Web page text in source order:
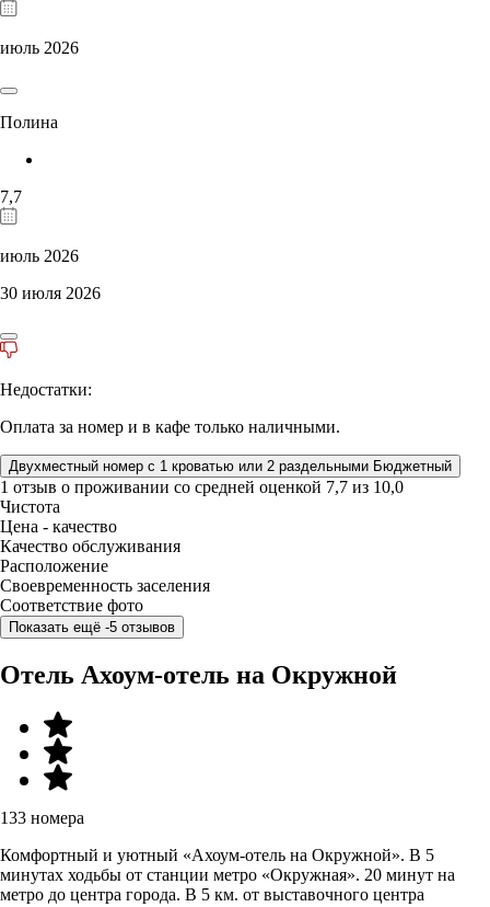
июль 2026
Полина
7,7
июль 2026
30 июля 2026
Недостатки:
Оплата за номер и в кафе только наличными.
Двухместный номер с 1 кроватью или 2 раздельными Бюджетный
1 отзыв о проживании со средней оценкой 7,7 из 10,0
Чистота
Цена - качество
Качество обслуживания
Расположение
Своевременность заселения
Соответствие фото
Показать ещё -5 отзывов
Отель Ахоум-отель на Окружной
133 номера
Комфортный и уютный «Ахоум-отель на Окружной». В 5
минутах ходьбы от станции метро «Окружная». 20 минут на
метро до центра города. В 5 км. от выставочного центра